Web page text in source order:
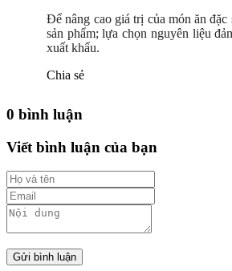
Để nâng cao giá trị của món ăn
sản phẩm; lựa chọn nguyên liệu
xuất khẩu.
Chia sẻ
0 bình luận
Viết bình luận của bạn
Gửi bình luận